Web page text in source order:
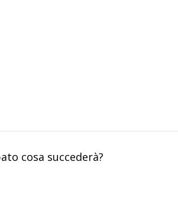
cosa succederà?